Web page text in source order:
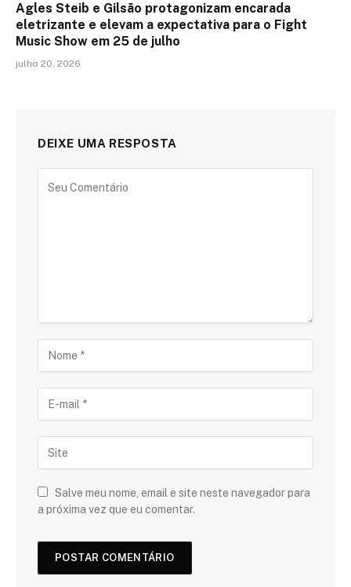
Agles Steib e Gilsão protagonizam encarada
eletrizante e elevam a expectativa para o Fight
Music Show em 25 de julho
julho 20, 2026
DEIXE UMA RESPOSTA
Salve meu nome, email e site neste navegador para
a próxima vez que eu comentar.